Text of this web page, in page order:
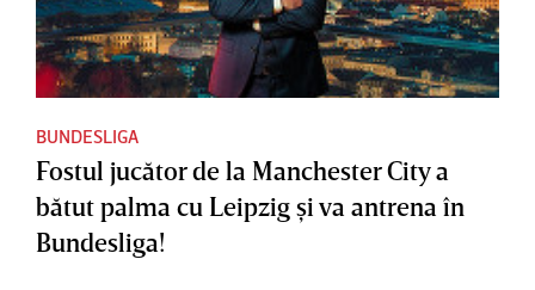
BUNDESLIGA
Fostul jucător de la Manchester City a
bătut palma cu Leipzig şi va antrena în
Bundesliga!